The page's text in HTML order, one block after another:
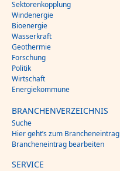
Sektorenkopplung
Windenergie
Bioenergie
Wasserkraft
Geothermie
Forschung
Politik
Wirtschaft
Energiekommune
BRANCHENVERZEICHNIS
Suche
Hier geht’s zum Brancheneintrag
Brancheneintrag bearbeiten
SERVICE